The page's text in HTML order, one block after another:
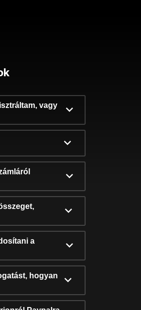
vagy
a
hogyan